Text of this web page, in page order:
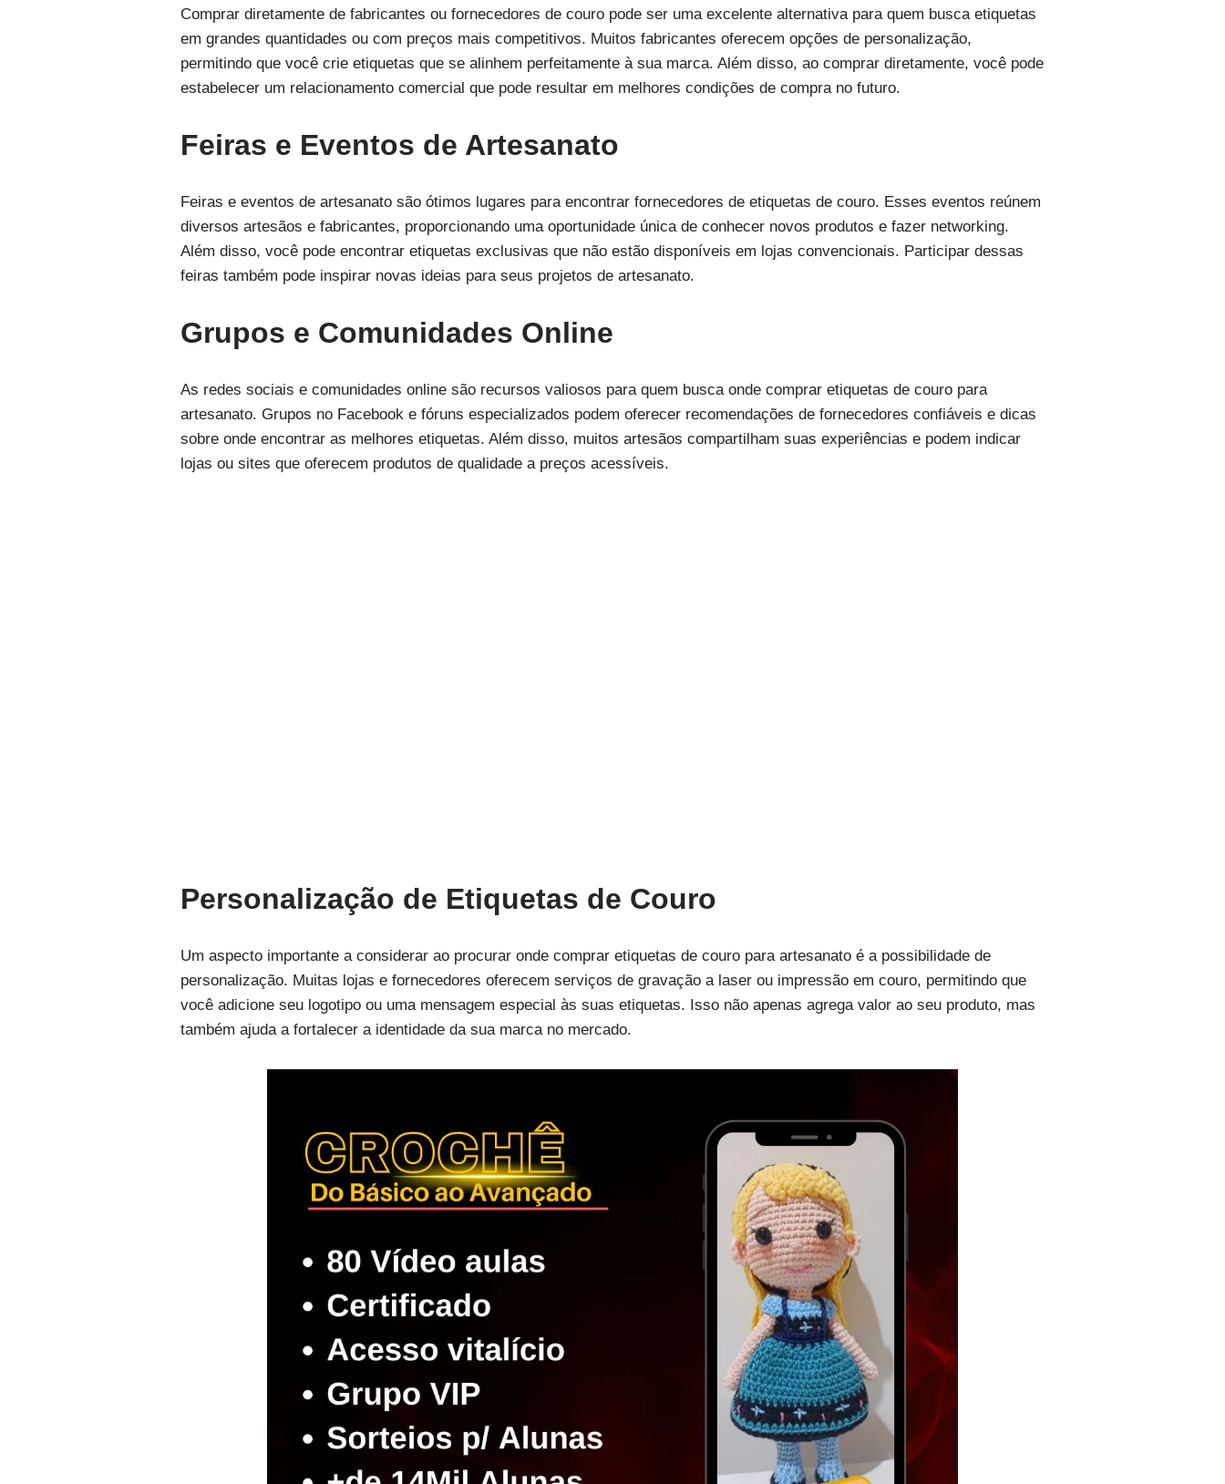
Comprar diretamente de fabricantes ou fornecedores de couro pode ser uma excelente alternativa para quem busca etiquetas
em grandes quantidades ou com preços mais competitivos. Muitos fabricantes oferecem opções de personalização,
permitindo que você crie etiquetas que se alinhem perfeitamente à sua marca. Além disso, ao comprar diretamente, você pode
estabelecer um relacionamento comercial que pode resultar em melhores condições de compra no futuro.
Feiras e Eventos de Artesanato
Feiras e eventos de artesanato são ótimos lugares para encontrar fornecedores de etiquetas de couro. Esses eventos reúnem
diversos artesãos e fabricantes, proporcionando uma oportunidade única de conhecer novos produtos e fazer networking.
Além disso, você pode encontrar etiquetas exclusivas que não estão disponíveis em lojas convencionais. Participar dessas
feiras também pode inspirar novas ideias para seus projetos de artesanato.
Grupos e Comunidades Online
As redes sociais e comunidades online são recursos valiosos para quem busca onde comprar etiquetas de couro para
artesanato. Grupos no Facebook e fóruns especializados podem oferecer recomendações de fornecedores confiáveis e dicas
sobre onde encontrar as melhores etiquetas. Além disso, muitos artesãos compartilham suas experiências e podem indicar
lojas ou sites que oferecem produtos de qualidade a preços acessíveis.
Personalização de Etiquetas de Couro
Um aspecto importante a considerar ao procurar onde comprar etiquetas de couro para artesanato é a possibilidade de
personalização. Muitas lojas e fornecedores oferecem serviços de gravação a laser ou impressão em couro, permitindo que
você adicione seu logotipo ou uma mensagem especial às suas etiquetas. Isso não apenas agrega valor ao seu produto, mas
também ajuda a fortalecer a identidade da sua marca no mercado.